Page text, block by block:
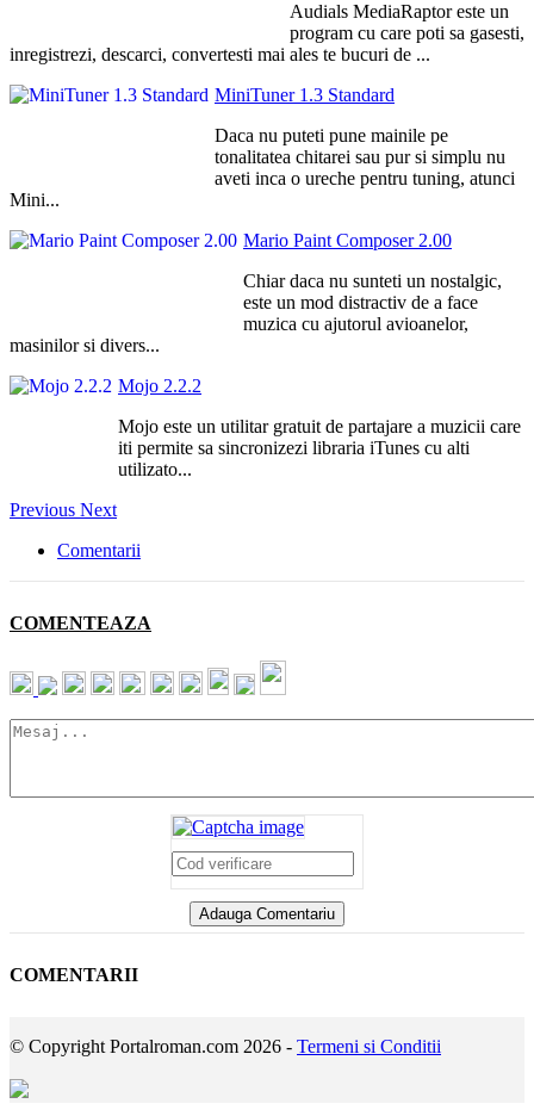
Audials MediaRaptor este un
program cu care poti sa gasesti,
inregistrezi, descarci, convertesti mai ales te bucuri de ...
MiniTuner 1.3 Standard
Daca nu puteti pune mainile pe
tonalitatea chitarei sau pur si simplu nu
aveti inca o ureche pentru tuning, atunci
Mini...
Mario Paint Composer 2.00
Chiar daca nu sunteti un nostalgic,
este un mod distractiv de a face
muzica cu ajutorul avioanelor,
masinilor si divers...
Mojo 2.2.2
Mojo este un utilitar gratuit de partajare a muzicii care
iti permite sa sincronizezi libraria iTunes cu alti
utilizato...
Previous Next
Comentarii
COMENTEAZA
COMENTARII
© Copyright Portalroman.com 2026 - Termeni si Conditii